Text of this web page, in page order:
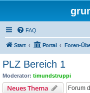
FAQ
Start Portal Foren-
PLZ Bereich 1
Moderator: timundstruppi
Neues Thema